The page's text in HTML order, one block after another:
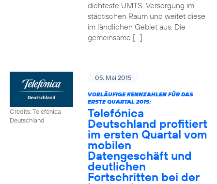
dichteste UMTS-Versorgung im
städtischen Raum und weitet diese
im ländlichen Gebiet aus. Die
gemeinsame […]
Credits: Telefónica
Deutschland
05. Mai 2015
VORLÄUFIGE KENNZAHLEN FÜR DAS
ERSTE QUARTAL 2015:
Telefónica
Deutschland profitiert
im ersten Quartal vom
mobilen
Datengeschäft und
deutlichen
Fortschritten bei der